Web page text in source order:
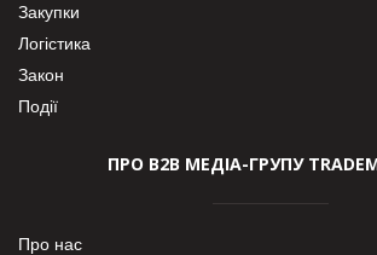
Закупки
Логістика
Закон
Події
ПРО В2В МЕДІА-ГРУПУ
Про нас